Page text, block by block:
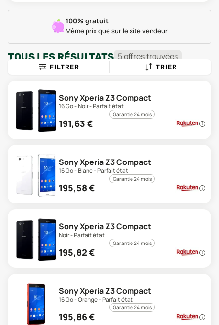
100% gratuit
Même prix que sur le site vendeur
TOUS LES RÉSULTATS 5offrestrouvées
FILTRER TRIER
Sony Xperia Z3 Compact
16 Go - Noir - Parfait état
Garantie 24 mois
191,63 €
Sony Xperia Z3 Compact
16 Go - Blanc - Parfait état
Garantie 24 mois
195,58 €
Sony Xperia Z3 Compact
Noir - Parfait état
Garantie 24 mois
195,82 €
Sony Xperia Z3 Compact
16 Go - Orange - Parfait état
Garantie 24 mois
195,86€